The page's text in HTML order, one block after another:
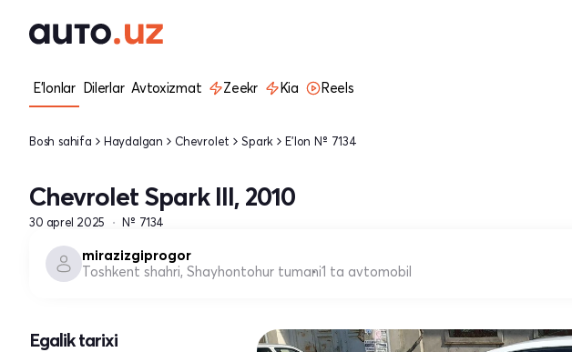
E'lonlar Dilerlar Avtoxizmat Zeekr Kia Reels
Bosh sahifa Haydalgan Chevrolet Spark E'lon № 7134
Chevrolet Spark III, 2010
30 aprel 2025 № 7134
mirazizgiprogor
Toshkent shahri, Shayhontohur tumani1 ta avtomobil
Egalik tarixi